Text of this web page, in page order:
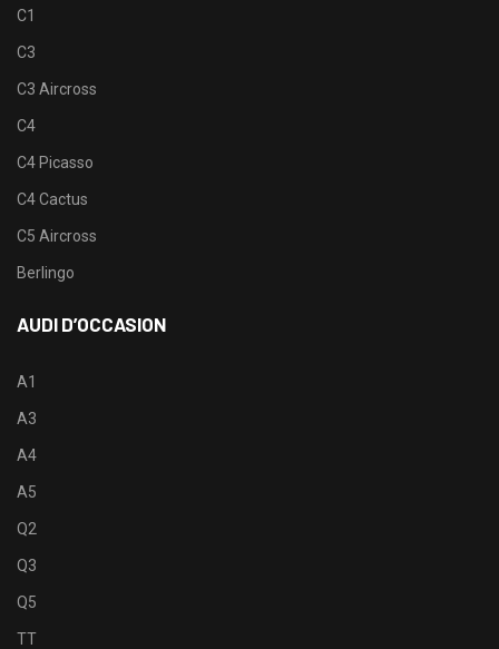
C1
C3
C3 Aircross
C4
C4 Picasso
C4 Cactus
C5 Aircross
Berlingo
AUDI D’OCCASION
A1
A3
A4
A5
Q2
Q3
Q5
TT